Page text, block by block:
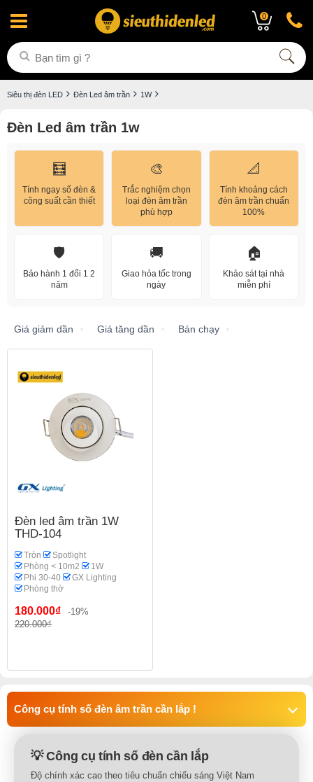
0
Siêu thị đèn LED Đèn Led âm trần 1W
Đèn Led âm trần 1w
🧮
Tính ngay số đèn &
công suất cần thiết
🎨
Trắc nghiệm chọn
loại đèn âm trần
phù hợp
📐
Tính khoảng cách
đèn âm trần chuẩn
100%
🛡️
Bảo hành 1 đổi 1 2
năm
🚚
Giao hỏa tốc trong
ngày
🏠
Khảo sát tại nhà
miễn phí
Giá giảm dần Giá tăng dần Bán chạy
Đèn led âm trần 1W
THD-104
Tròn
Spotlight
Phòng < 10m2
1W
Phi 30-40
GX Lighting
Phòng thờ
180.000₫
-19%
220.000₫
Công cụ tính số đèn âm trần cần lắp !
💡 Công cụ tính số đèn cần lắp
Độ chính xác cao theo tiêu chuẩn chiếu sáng Việt Nam